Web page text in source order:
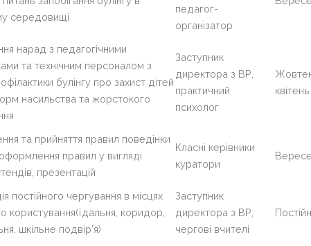
середовищі
педагог-
організатор
нарад з педагогічними
та технічним персоналом з
булінгу про захист дітей
насильства та жорстокого
Заступник
директора з ВР,
практичний
психолог
квітень
та прийняття правил поведінки
правил у вигляді
презентацій
Класні керівники
куратори
постійного чергування в місцях
користування(їдальня, коридор,
шкільне подвір’я)
Заступник
директора з ВР,
чергові вчителі